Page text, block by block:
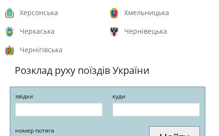
Херсонська
Хмельницька
Черкаська
Чернівецька
Чернігівська
Розклад руху поїздів України
звідки куди
номер потяга